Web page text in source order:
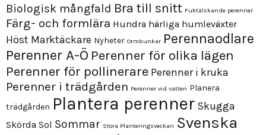
Biologisk mångfald Bra till snitt Fuktälskande perenner
Färg- och formlära Hundra härliga humleväxter
Höst Marktäckare Nyheter Ormbunkar Perennaodlare
Perenner A-Ö Perenner för olika lägen
Perenner för pollinerare Perenner i kruka
Perenner i trädgården Perenner vid vatten Planera
trädgården Plantera perenner Skugga
Skörda Sol Sommar Stora Planteringsveckan Svenska